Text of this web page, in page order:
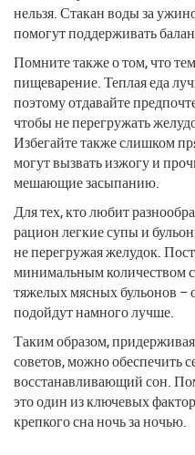
нельзя. Стакан воды за
помогут поддерживать
Помните также о том, что
пищеварение. Теплая еда
поэтому отдавайте
чтобы не перегружать
Избегайте также слишком
могут вызвать изжогу и
мешающие засыпанию.
Для тех, кто любит
рацион легкие супы и
не перегружая желудок.
минимальным количеством
тяжелых мясных бульонов
подойдут намного лучше.
Таким образом,
советов, можно обеспечить
восстанавливающий сон.
это один из ключевых
крепкого сна ночь за ночью.